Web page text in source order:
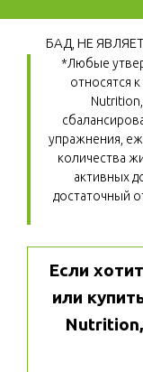
БАД, НЕ
*Любые
относятся
упражнения,
количества
активных
достаточный
Если
или